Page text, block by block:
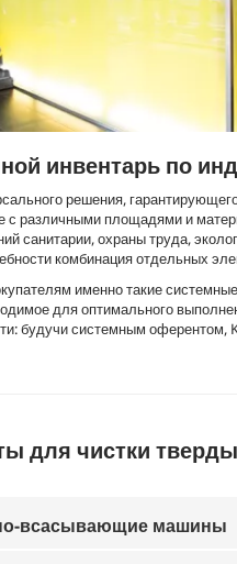
инвентарь по
решения,
с различными площадями и
санитарии, охраны труда,
комбинация отдельных
именно такие
для оптимального
будучи системным оферентом,
для чистки
всасывающие машины